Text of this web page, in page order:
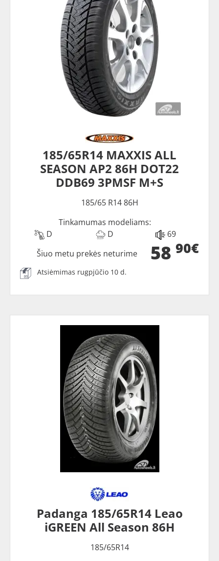
185/65R14 MAXXIS ALL
SEASON AP2 86H DOT22
DDB69 3PMSF M+S
185/65 R14 86H
Tinkamumas modeliams:
D
D 69
58 90€
Šiuo metu prekės neturime
Atsiėmimas rugpjūčio 10 d.
Padanga 185/65R14 Leao
iGREEN All Season 86H
185/65R14